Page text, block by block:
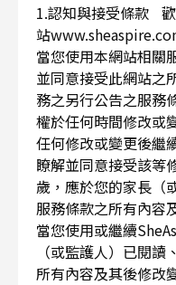
1.認知與接受條款
站
當您使用本網站相關
並同意接受此網站之
務之另行公告之服務
權於任何時間修改或
任何修改或變更後繼
瞭解並同意接受該等
歲，應於您的家長（
服務條款之所有內容
當您使用或繼續
（或監護人）已閱
所有內容及其後修改